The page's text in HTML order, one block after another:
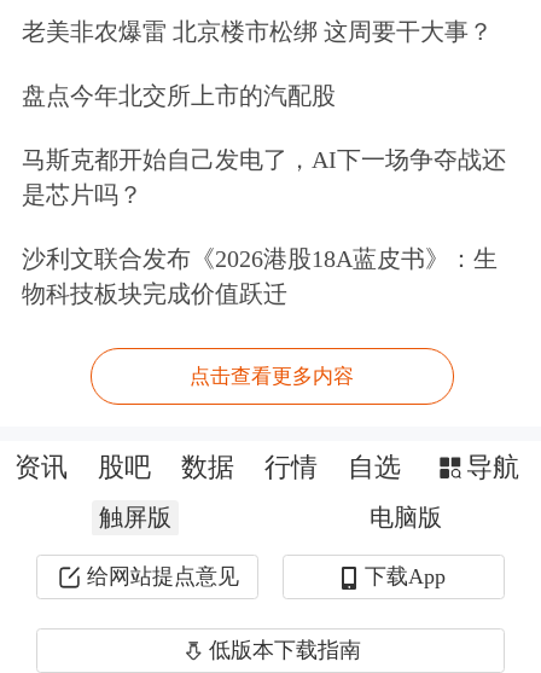
强化高科技、重资产、长周期的经营壁
垒...
免责声明：本文基于AI生产，仅供参
考，不构成任何投资建议，据此操作风
险自担。东方财富发布此内容旨在传播
更多信息，与本平台立场无关。东方财
披露媒体为准，东方财富不对因该资料
全部或部分内容而引致的盈亏承担任何
老美非农爆雷 北京楼市松绑 这周要干大事？
盘点今年北交所上市的汽配股
马斯克都开始自己发电了，AI下一场争夺战还
是芯片吗？
沙利文联合发布《2026港股18A蓝皮书》：生
物科技板块完成价值跃迁
点击查看更多内容
资讯 股吧 数据 行情 自选 导航
触屏版 电脑版
给网站提点意见 下载App
低版本下载指南